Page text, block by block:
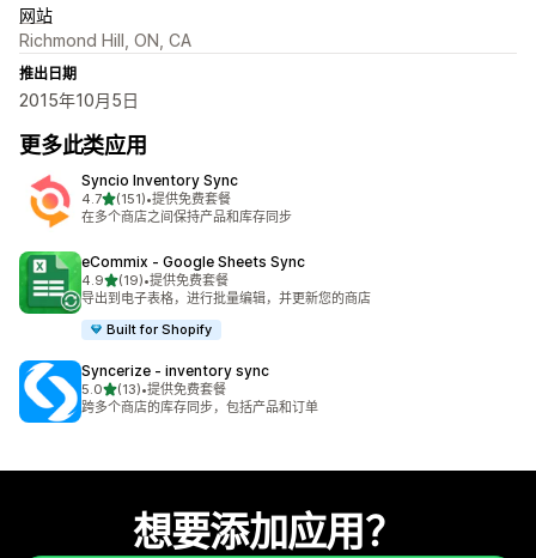
网站
Richmond Hill, ON, CA
推出日期
2015年10月5日
更多此类应用
Syncio Inventory Sync
4.7星（满分 5 星）
(151)
总共 151 条评论
•提供免费套餐
在多个商店之间保持产品和库存同步
eCommix ‑ Google Sheets Sync
4.9星（满分 5 星）
(19)
总共 19 条评论
•提供免费套餐
导出到电子表格，进行批量编辑，并更新您的商店
Built for Shopify
Syncerize ‑ inventory sync
5.0星（满分 5 星）
(13)
总共 13 条评论
•提供免费套餐
跨多个商店的库存同步，包括产品和订单
想要添加应用？